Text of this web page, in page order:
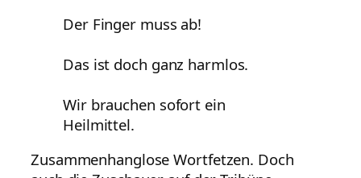
Der Finger muss ab!
Das ist doch ganz harmlos.
Wir brauchen sofort ein
Heilmittel.
Zusammenhanglose Wortfetzen. Doch